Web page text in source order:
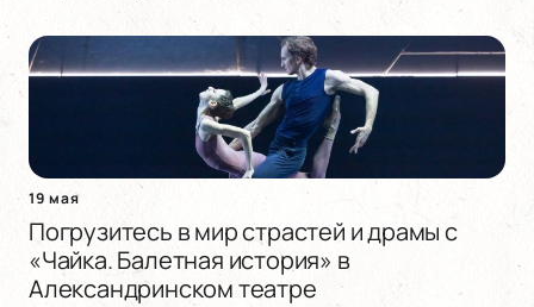
19 мая
Погрузитесь в мир страстей и драмы с
«Чайка. Балетная история» в
Александринском театре